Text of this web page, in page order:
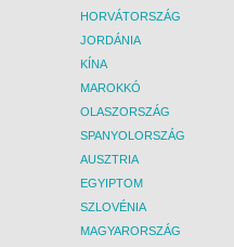
HORVÁTORSZÁG
JORDÁNIA
KÍNA
MAROKKÓ
OLASZORSZÁG
SPANYOLORSZÁG
AUSZTRIA
EGYIPTOM
SZLOVÉNIA
MAGYARORSZÁG